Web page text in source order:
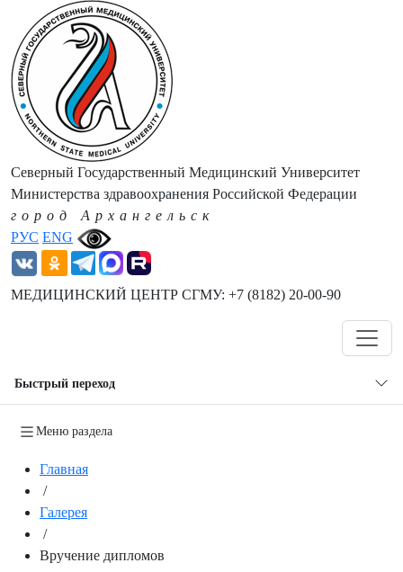
РУС ENG
Северный Государственный Медицинский Университет
Министерства здравоохранения Российской Федерации
город Архангельск
МЕДИЦИНСКИЙ ЦЕНТР СГМУ: +7 (8182) 20-00-90
Быстрый переход
Меню раздела
Главная
/
Галерея
/
Вручение дипломов